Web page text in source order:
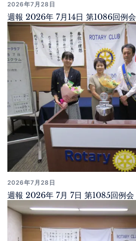
2026年7月28日
週報 2026年 7月14日 第1086回例会
2026年7月28日
週報 2026年 7月 7日 第1085回例会